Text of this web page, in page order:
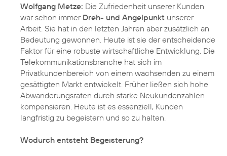
Wolfgang Metze: Die Zufriedenheit unserer Kunden
war schon immer Dreh- und Angelpunkt unserer
Arbeit. Sie hat in den letzten Jahren aber zusätzlich an
Bedeutung gewonnen. Heute ist sie der entscheidende
Faktor für eine robuste wirtschaftliche Entwicklung. Die
Telekommunikationsbranche hat sich im
Privatkundenbereich von einem wachsenden zu einem
gesättigten Markt entwickelt. Früher ließen sich hohe
Abwanderungsraten durch starke Neukundenzahlen
kompensieren. Heute ist es essenziell, Kunden
langfristig zu begeistern und so zu halten.
Wodurch entsteht Begeisterung?